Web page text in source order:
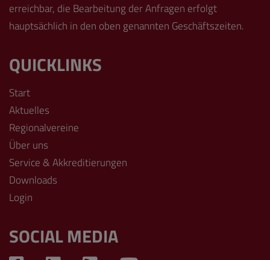
erreichbar, die Bearbeitung der Anfragen erfolgt
hauptsächlich in den oben genannten Geschäftszeiten.
QUICKLINKS
Start
Aktuelles
Regionalvereine
Über uns
Service & Akkreditierungen
Downloads
Login
SOCIAL MEDIA